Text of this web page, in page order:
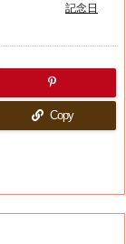
記念日
Copy